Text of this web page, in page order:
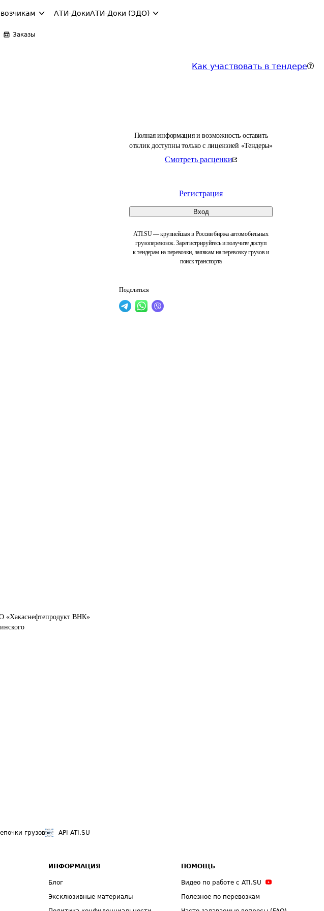
АТИ-ДокиАТИ-Доки (ЭДО)
Заказы
Как участвовать в тендере
Полная информация и возможность оставить
отклик доступны только с лицензией «Тендеры»
Смотреть расценки
Регистрация
Вход
ATI.SU — крупнейшая в России биржа автомобильных
грузоперевозок. Зарегистрируйтесь и получите доступ
к тендерам на перевозки, заявкам на перевозку грузов и
поиск транспорта
Поделиться
«Хакаснефтепродукт ВНК»
грузов API ATI.SU
ИНФОРМАЦИЯ
Блог
Эксклюзивные материалы
ПОМОЩЬ
Видео по работе с ATI.SU
Полезное по перевозкам